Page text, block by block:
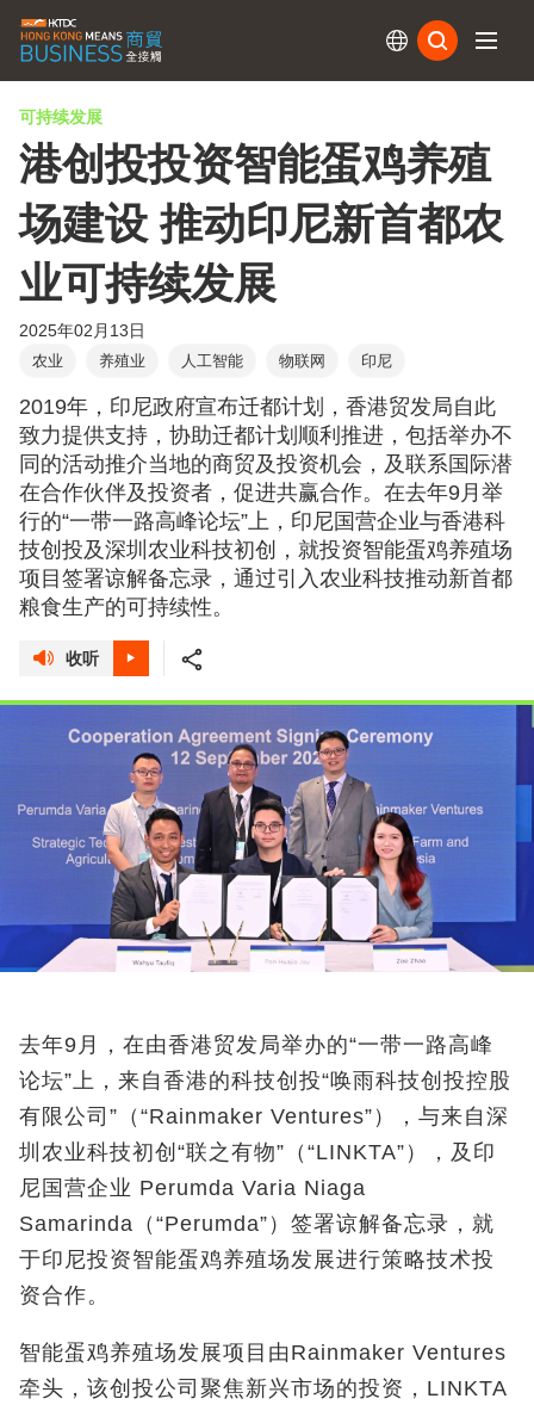
可持续发展
港创投投资智能蛋鸡养殖
场建设 推动印尼新首都农
业可持续发展
2025年02月13日
农业 养殖业 人工智能 物联网 印尼
2019年，印尼政府宣布迁都计划，香港贸发局自此
致力提供支持，协助迁都计划顺利推进，包括举办不
同的活动推介当地的商贸及投资机会，及联系国际潜
在合作伙伴及投资者，促进共赢合作。在去年9月举
行的“一带一路高峰论坛”上，印尼国营企业与香港科
技创投及深圳农业科技初创，就投资智能蛋鸡养殖场
项目签署谅解备忘录，通过引入农业科技推动新首都
粮食生产的可持续性。
收听
去年9 月，在由香港贸发局举办的“一带一路高峰
论坛”上，来自香港的科技创投“唤雨科技创投控股
有限公司”（“Rainmaker Ventures”），与来自深
圳农业科技初创 “联之有物”（“LINKTA”），及印
尼国营企业 Perumda Varia Niaga
Samarinda （ “Perumda”）签署谅解备忘录，就
于印尼投资智能蛋鸡养殖场发展进行策略技术投
资合作。
智能蛋鸡养殖场发展项目由Rainmaker Ventures
牵头，该创投公司聚焦新兴市场的投资， LINKTA